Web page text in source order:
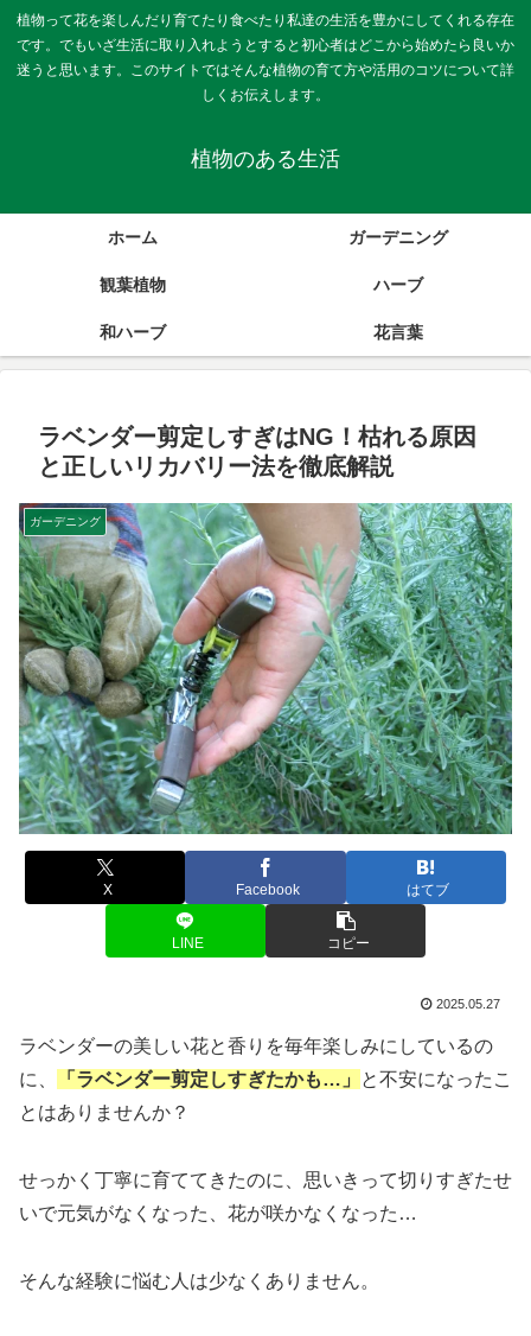
植物って花を楽しんだり育てたり食べたり私達の生活を豊かにしてくれる存在
です。でもいざ生活に取り入れようとすると初心者はどこから始めたら良いか
迷うと思います。このサイトではそんな植物の育て方や活用のコツについて詳
しくお伝えします。
植物のある生活
ホーム ガーデニング
観葉植物 ハーブ
和ハーブ 花言葉
ラベンダー剪定しすぎはNG！枯れる原因
と正しいリカバリー法を徹底解説
ガーデニング
X Facebook はてブ
LINE コピー
2025.05.27
ラベンダーの美しい花と香りを毎年楽しみにしているの
に、
「ラベンダー剪定しすぎたかも…」
と不安になったこ
とはありませんか？
せっかく丁寧に育ててきたのに、思いきって切りすぎたせ
いで元気がなくなった、花が咲かなくなった…
そんな経験に悩む人は少なくありません。